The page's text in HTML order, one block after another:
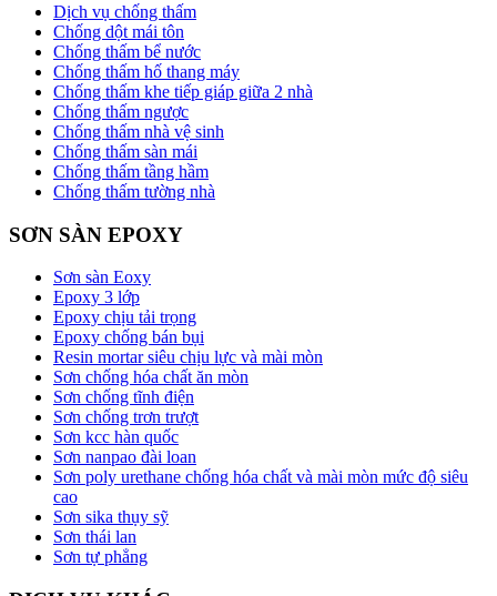
Dịch vụ chống thấm
Chống dột mái tôn
Chống thấm bể nước
Chống thấm hố thang máy
Chống thấm khe tiếp giáp giữa 2 nhà
Chống thấm ngược
Chống thấm nhà vệ sinh
Chống thấm sàn mái
Chống thấm tầng hầm
Chống thấm tường nhà
SƠN SÀN EPOXY
Sơn sàn Eoxy
Epoxy 3 lớp
Epoxy chịu tải trọng
Epoxy chống bán bụi
Resin mortar siêu chịu lực và mài mòn
Sơn chống hóa chất ăn mòn
Sơn chống tĩnh điện
Sơn chống trơn trượt
Sơn kcc hàn quốc
Sơn nanpao đài loan
Sơn poly urethane chống hóa chất và mài mòn mức độ siêu
cao
Sơn sika thụy sỹ
Sơn thái lan
Sơn tự phẳng